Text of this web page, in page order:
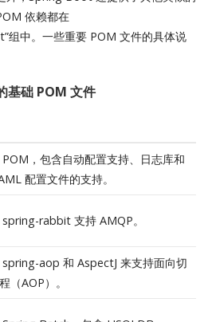
依赖都在
中。一些重要 POM 文件的具体说
基础 POM 文件
，包含自动配置支持、日志库和
配置文件的支持。
rabbit 支持 AMQP。
aop 和 AspectJ 来支持面向切
（AOP）。